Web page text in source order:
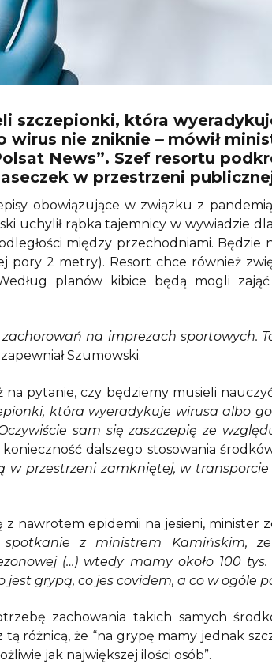
szczepionki, która
wirus nie zniknie –mówił
News”. Szef resortu
w przestrzeni
obowiązujące w związku z pandemią
uchylił rąbka tajemnicy w wywiadzie
między przechodniami. Będzie
pory 2 metry). Resort chce również
planów kibice będą mogli
na imprezach sportowych.
Szumowski.
na pytanie, czy będziemy musieli
która wyeradykuje wirusa albo
sam się zaszczepię ze
dalszego stosowania
w przestrzeni zamkniętej, w
nawrotem epidemii na jesieni, minister
spotkanie z ministrem Kamińskim,
(…) wtedy mamy około 100
jest grypą, co jes covidem, a co w ogóle
zachowania takich samych
tą różnicą, że “na grypę mamy jednak
jak największej ilości osób”.